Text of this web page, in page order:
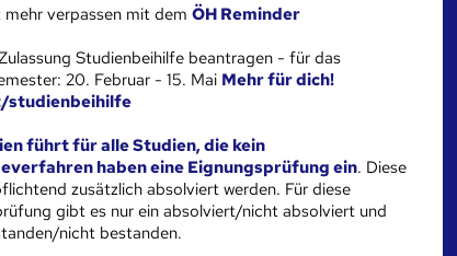
mehr verpassen mit dem ÖH Reminder
Studienbeihilfe beantragen - für das
20. Februar - 15. Mai Mehr für dich!
studienbeihilfe
führt für alle Studien, die kein
haben eine Eignungsprüfung ein. Diese
zusätzlich absolviert werden. Für diese
gibt es nur ein absolviert/nicht absolviert und
nicht bestanden.